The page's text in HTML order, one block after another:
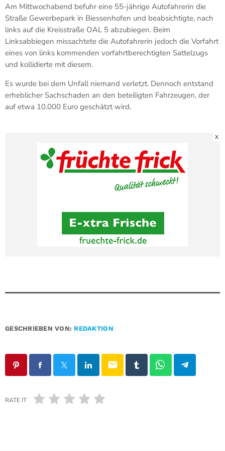
Am Mittwochabend befuhr eine 55-jährige Autofahrerin die
Straße Gewerbepark in Biessenhofen und beabsichtigte, nach
links auf die Kreisstraße OAL 5 abzubiegen. Beim
Linksabbiegen missachtete die Autofahrerin jedoch die Vorfahrt
eines von links kommenden vorfahrtberechtigten Sattelzugs
und kollidierte mit diesem.
Es wurde bei dem Unfall niemand verletzt. Dennoch entstand
erheblicher Sachschaden an den beteiligten Fahrzeugen, der
auf etwa 10.000 Euro geschätzt wird.
X
GESCHRIEBEN VON: REDAKTION
email
RATE IT